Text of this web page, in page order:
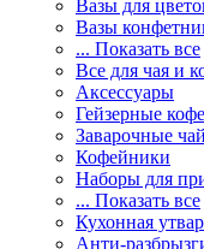
Вазы для
Вазы
... Показать все
Все для чая и
Аксессуары
Гейзерные
Заварочные
Кофейники
Наборы для
... Показать все
Кухонная
Анти-